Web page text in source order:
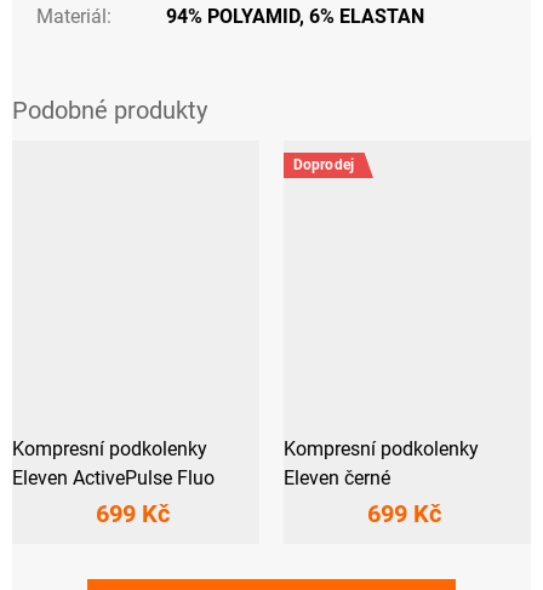
Materiál: 94% POLYAMID, 6% ELASTAN
Kompresní podkolenky
Eleven ActivePulse Fluo
699 Kč
Doprodej
Kompresní podkolenky
Eleven černé
699 Kč